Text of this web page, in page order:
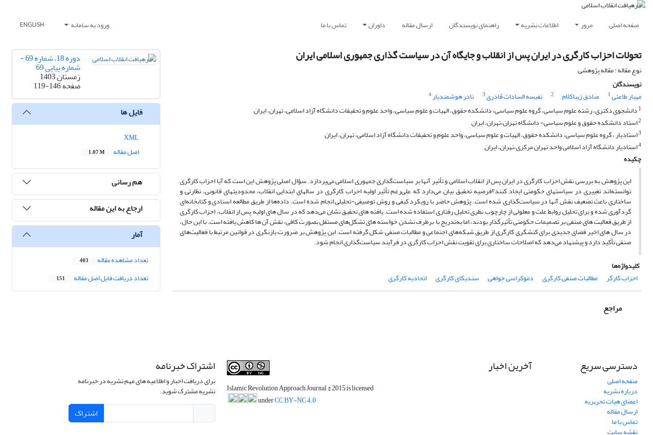
صفحه اصلی مرور اطلاعات نشریه راهنمای نویسندگان ارسال مقاله داوران تماس با ما ورود به سامانه ENGLISH
تحولات احزاب کارگری در ایران پس از انقلاب و جایگاه آن در سیاست گذاری جمهوری اسلامی ایران
نوع مقاله : مقاله پژوهشی
نویسندگان
مهیار طاعتی1 صادق زیباکلام 2 نفیسه السادات قادری3 نادر هوشمندیار4
1 دانشجوی دکتری، رشته علوم سیاسی، گروه علوم سیاسی، دانشکده حقوق، الهیات و علوم سیاسی، واحد علوم و تحقیقات دانشگاه آزاد اسلامی، تهران، ایران
2استاد دانشکده حقوق و علوم سیاسی- دانشگاه تهران،تهران، ایران
3استادیار ، گروه علوم سیاسی، دانشکده حقوق، الهیات و علوم سیاسی، واحد علوم و تحقیقات دانشگاه آزاد اسلامی، تهران، ایران
4استادیار دانشگاه آزاد اسلامی واحد تهران مرکزی،تهران، ایران
چکیده
این پژوهش به بررسی نقش احزاب کارگری در ایران پس از انقلاب اسلامی و تأثیر آنها بر سیاست‌گذاری جمهوری اسلامی می‌پردازد. سؤال اصلی پژوهش این است که آیا احزاب کارگری
توانسته‌اند تغییری در سیاست­های حکومتی ایجاد کنند؟فرضیه تحقیق بیان می‌دارد که علی‌رغم تأثیر اولیه احزاب کارگری در سال­های ابتدایی انقلاب، محدودیت­های قانونی، نظارتی و
ساختاری باعث تضعیف نقش آنها در سیاست‌گذاری شده است. پژوهش حاضر با رویکرد کیفی و روش توصیفی-تحلیلی انجام شده است. داده‌ها از طریق مطالعه اسنادی و کتابخانه‌ای
گردآوری شده و برای تحلیل روابط علت و معلولی از چارچوب نظری تحلیل رفتاری استفاده شده است. یافته ‌های تحقیق نشان می‌دهد که در سال ‌های اولیه پس از انقلاب، احزاب کارگری
از طریق فعالیت‌ های صنفی بر تصمیمات حکومتی تأثیرگذار بودند، اما به‌تدریج با برطرف نشدن خواسته های تشکل‌های مستقل بصورت کافی، نقش آن ‌ها کاهش یافته است. با این حال،
در سال ‌های اخیر فضای جدیدی برای کنشگری کارگری از طریق شبکه‌های اجتماعی و مطالبات صنفی شکل گرفته است. این پژوهش بر ضرورت بازنگری در قوانین مرتبط با فعالیت‌های
صنفی تأکید دارد و پیشنهاد می‌دهد که اصلاحات ساختاری برای تقویت نقش احزاب کارگری در فرآیند سیاست‌گذاری انجام شود.
کلیدواژه‌ها
احزاب کارگر
مطالبات صنفی کارگری دموکراسی خواهی سندیکای کارگری اتحادیه کارگری
مراجع
دوره 18، شماره 69 -
شماره پیاپی 69
زمستان 1403
صفحه119-146
فایل ها
اصل مقاله
1.07 M
هم رسانی
ارجاع به این مقاله
آمار
تعداد مشاهده مقاله 403
تعداد دریافت فایل اصل مقاله 151
دسترسی سریع
صفحه اصلی
درباره نشریه
اعضای هیات تحریریه
ارسال مقاله
تماس با ما
نقشه سایت
آخرین اخبار
Islamic Revolution Approach Journal© 2015 is licensed
underCC BY-NC 4.0
اشتراک خبرنامه
برای دریافت اخبار و اطلاعیه های مهم نشریه در خبرنامه
نشریه مشترک شوید.
اشتراک